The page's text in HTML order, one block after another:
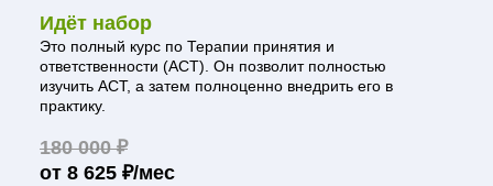
Идёт набор
Это полный курс по Терапии принятия и
ответственности (АСТ). Он позволит полностью
изучить АСТ, а затем полноценно внедрить его в
практику.
180 000 ₽
от 8 625 ₽/мес